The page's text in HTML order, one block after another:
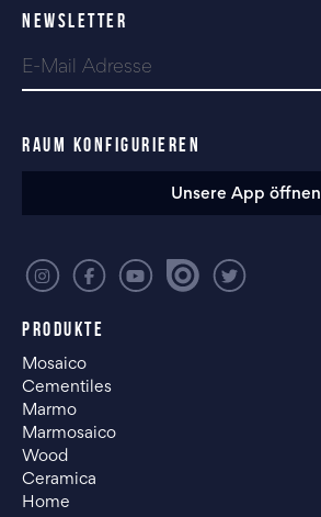
PRODUKTE
Mosaico
Cementiles
Marmo
Marmosaico
Wood
Ceramica
Home
NEWSLETTER
RAUM KONFIGURIEREN
Unsere App öffnen